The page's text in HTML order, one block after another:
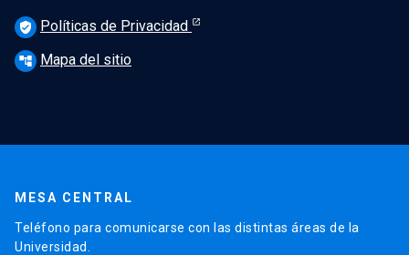
verified_user Políticas de Privacidad
account_tree Mapa del sitio
MESA CENTRAL
Teléfono para comunicarse con las distintas áreas de la
Universidad.